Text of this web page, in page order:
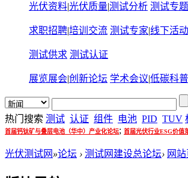
光伏资料|光伏质量|测试分析 测试专题
求职招聘|培训交流 测试专家|线下活动
测试供求 测试认证
展览展会|创新论坛 学术会议|低碳科普
热门搜索 测试 认证 组件 电池 PID TUV
首届钙钛矿与叠层电池（华中）产业化论坛; 首届光伏行业ESG价值
光伏测试网 »论坛 › 测试网建设总论坛› 网